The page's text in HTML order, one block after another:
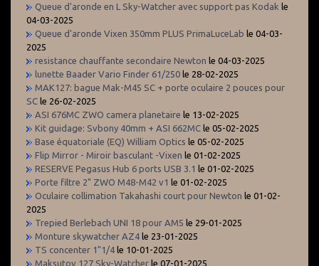
Queue d'aronde en L Sky-Watcher avec support pas Kodak le
04-03-2025
Queue d'aronde Vixen 350mm PLUS PrimaLuceLab le 04-03-
2025
resistance chauffante secondaire Newton le 04-03-2025
lunette Baader Vario Finder 61/250 le 28-02-2025
MAK127: bague Mak-M45 SC + porte oculaire 2 pouces pour
SC le 26-02-2025
ASI 676MC ZWO camera planetaire le 13-02-2025
Kit guidage: Svbony 40mm + ASI 662MC le 05-02-2025
Base équatoriale (EQ) William Optics le 05-02-2025
Flip Mirror - Miroir basculant -Vixen le 01-02-2025
RESERVE Pegasus Hub 6 ports USB 3.1 le 01-02-2025
Porte filtre 2" ZWO M48-M42 v1 le 01-02-2025
Oculaire collimation Takahashi court pour Newton le 01-02-
2025
Trepied Berlebach UNI 18 pour AM5 le 29-01-2025
Monture skywatcher AZ4 le 23-01-2025
TS concenter 1"1/4 le 10-01-2025
Maksutov 127 Sky-Watcher le 07-01-2025